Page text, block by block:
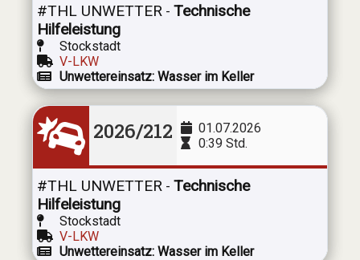
#THL UNWETTER - Technische
Hilfeleistung
Stockstadt
V-LKW
Unwettereinsatz: Wasser im Keller
2026/212
01.07.2026
0:39 Std.
#THL UNWETTER - Technische
Hilfeleistung
Stockstadt
V-LKW
Unwettereinsatz: Wasser im Keller